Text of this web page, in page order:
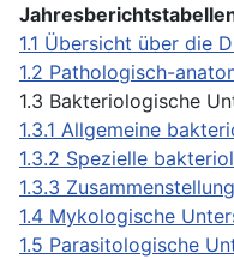
1.1 Übersicht über die
1.2 Pathologisch-
1.3 Bakteriologische
1.3.1 Allgemeine
1.3.2 Spezielle
1.3.3
1.4 Mykologische
1.5 Parasitologische